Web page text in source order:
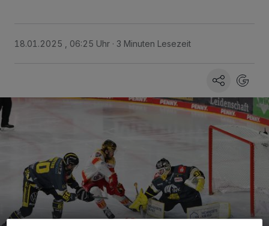
18.01.2025 , 06:25 Uhr 3 Minuten Lesezeit
-Partner speichern und greifen auf
Kennungen auf Ihrem Gerät zu. Durch Auswahl von OK aktivieren Sie
Tracking-Technologien für die unter „Wir und unsere Partner
verarbeiten Daten, um Ihnen Dienste bereitzustellen“ aufgeführten
Zwecke. Wenn Tracker deaktiviert sind, sind manche Inhalte und
Anzeigen möglicherweise nicht mehr so relevant für Sie. Sie können
dieses Menü jederzeit wieder aufrufen, um Ihre Einstellungen zu
ändern oder Ihre Einwilligung zu widerrufen, indem Sie auf den Link
Einstellungen oder Ablehnen am unteren Rand der Webseite klicken.
Ihre Einstellungen gelten innerhalb unseres Website. Weitere
Informationen finden Sie in unserer Datenschutzerklärung.